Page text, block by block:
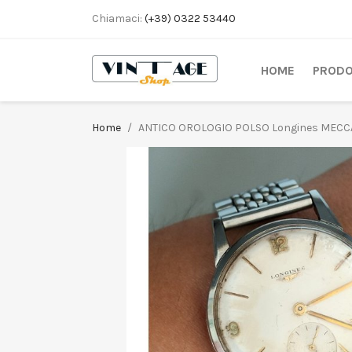
Chiamaci: (+39) 0322 53440
HOME
Home ANTICO OROLOGIO POLSO Longines